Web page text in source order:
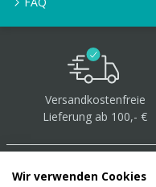
Versandkostenfreie
Lieferung ab 100,- €
Wir verwenden Cookies